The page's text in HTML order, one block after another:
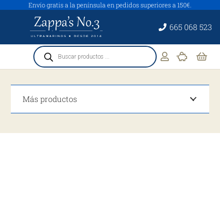
Envío gratis a la península en pedidos superiores a 150€.
665 068 523
Búsqueda
de
productos
Más productos